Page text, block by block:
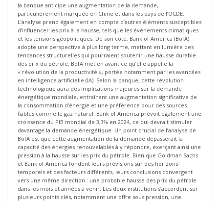
la banque anticipe une augmentation de la demande,
particulièrement marquée en Chine et dans les pays de l’OCDE.
L’analyse prend également en compte d’autres éléments susceptibles
d’influencer les prix à la hausse, tels que les événements climatiques
et les tensions géopolitiques. De son côté, Bank of America (BofA)
adopte une perspective à plus long terme, mettant en lumière des
tendances structurelles qui pourraient soutenir une hausse durable
des prix du pétrole. BofA met en avant ce qu’elle appelle la
« révolution de la productivité », portée notamment par les avancées
en intelligence artificielle (IA). Selon la banque, cette révolution
technologique aura des implications majeures sur la demande
énergétique mondiale, entraînant une augmentation significative de
la consommation d’énergie et une préférence pour des sources
fiables comme le gaz naturel. Bank of America prévoit également une
croissance du PIB mondial de 3,3% en 2024, ce qui devrait stimuler
davantage la demande énergétique. Un point crucial de l’analyse de
BofA est que cette augmentation de la demande dépasserait la
capacité des énergies renouvelables à y répondre, exerçant ainsi une
pression à la hausse sur les prix du pétrole. Bien que Goldman Sachs
et Bank of America fondent leurs prévisions sur des horizons
temporels et des facteurs différents, leurs conclusions convergent
vers une même direction : une probable hausse des prix du pétrole
dans les mois et années à venir. Les deux institutions s’accordent sur
plusieurs points clés, notamment une offre sous pression, une